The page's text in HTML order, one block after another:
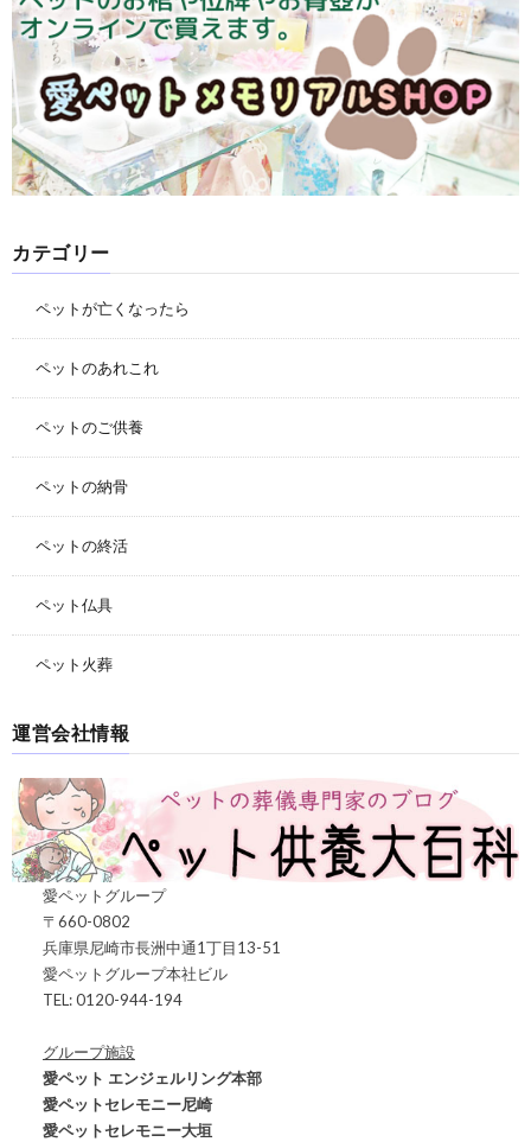
カテゴリー
ペットが亡くなったら
ペットのあれこれ
ペットのご供養
ペットの納骨
ペットの終活
ペット仏具
ペット火葬
運営会社情報
愛ペットグループ
〒660-0802
兵庫県尼崎市長洲中通1丁目13-51
愛ペットグループ本社ビル
TEL: 0120-944-194
グループ施設
愛ペット エンジェルリング本部
愛ペットセレモニー尼崎
愛ペットセレモニー大垣